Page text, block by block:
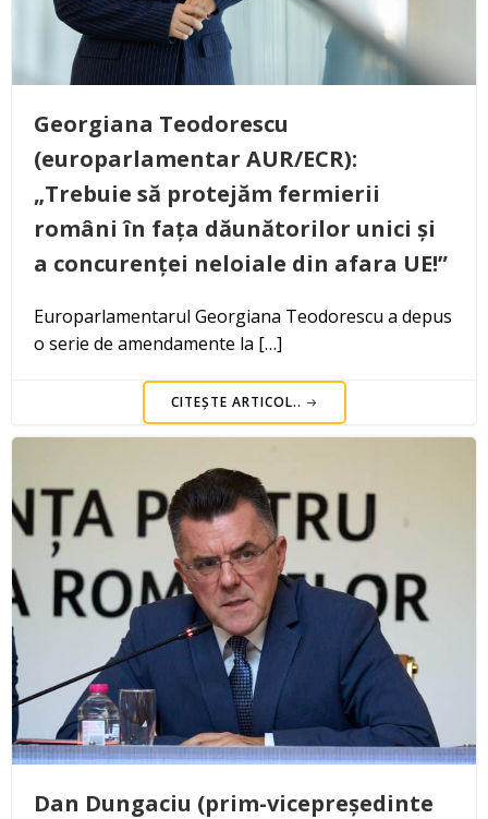
Georgiana Teodorescu
(europarlamentar AUR/ECR):
„Trebuie să protejăm fermierii
români în fața dăunătorilor unici și
a concurenței neloiale din afara UE!”
Europarlamentarul Georgiana Teodorescu a depus
o serie de amendamente la […]
CITEȘTE ARTICOL..
Dan Dungaciu (prim-vicepreședinte